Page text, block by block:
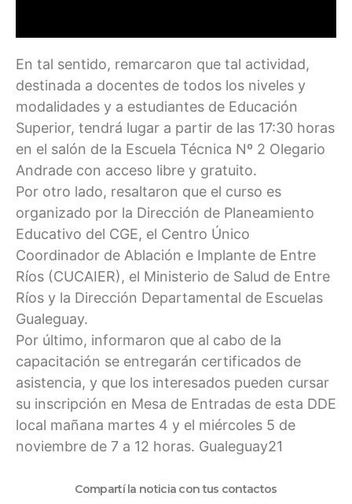
En tal sentido, remarcaron que tal actividad,
destinada a docentes de todos los niveles y
modalidades y a estudiantes de Educación
Superior, tendrá lugar a partir de las 17:30 horas
en el salón de la Escuela Técnica Nº 2 Olegario
Andrade con acceso libre y gratuito.
Por otro lado, resaltaron que el curso es
organizado por la Dirección de Planeamiento
Educativo del CGE, el Centro Único
Coordinador de Ablación e Implante de Entre
Ríos (CUCAIER), el Ministerio de Salud de Entre
Ríos y la Dirección Departamental de Escuelas
Gualeguay.
Por último, informaron que al cabo de la
capacitación se entregarán certificados de
asistencia, y que los interesados pueden cursar
su inscripción en Mesa de Entradas de esta DDE
local mañana martes 4 y el miércoles 5 de
noviembre de 7 a 12 horas. Gualeguay21
Compartí la noticia con tus contactos